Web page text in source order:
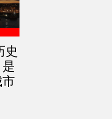
史